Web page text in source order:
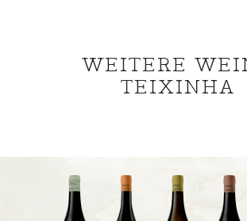
WEITERE
TEIXINHA